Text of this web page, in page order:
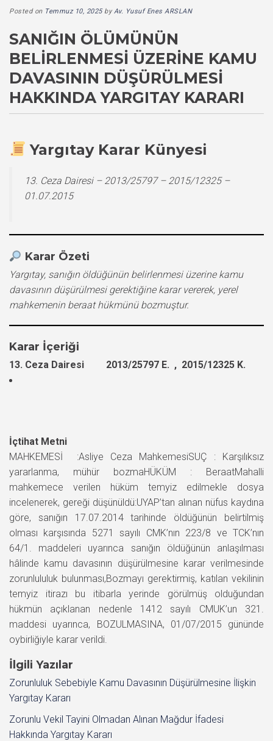
Posted on Temmuz 10, 2025byAv. Yusuf Enes ARSLAN
SANIĞIN ÖLÜMÜNÜN
BELIRLENMESI ÜZERINE KAMU
DAVASININ DÜŞÜRÜLMESI
HAKKINDA YARGITAY KARARI
Yargıtay Karar Künyesi
13. Ceza Dairesi – 2013/25797 – 2015/12325 –
01.07.2015
Karar Özeti
Yargıtay, sanığın öldüğünün belirlenmesi üzerine kamu
davasının düşürülmesi gerektiğine karar vererek, yerel
mahkemenin beraat hükmünü bozmuştur.
Karar İçeriği
13. Ceza Dairesi 2013/25797 E. , 2015/12325 K.
İçtihat Metni
MAHKEMESİ :Asliye Ceza MahkemesiSUÇ : Karşılıksız
yararlanma, mühür bozmaHÜKÜM : BeraatMahalli
mahkemece verilen hüküm temyiz edilmekle dosya
incelenerek, gereği düşünüldü:UYAP’tan alınan nüfus kaydına
göre, sanığın 17.07.2014 tarihinde öldüğünün belirtilmiş
olması karşısında 5271 sayılı CMK’nın 223/8 ve TCK’nın
64/1. maddeleri uyarınca sanığın öldüğünün anlaşılması
hâlinde kamu davasının düşürülmesine karar verilmesinde
zorunlululuk bulunması,Bozmayı gerektirmiş, katılan vekilinin
temyiz itirazı bu itibarla yerinde görülmüş olduğundan
hükmün açıklanan nedenle 1412 sayılı CMUK’un 321.
maddesi uyarınca, BOZULMASINA, 01/07/2015 gününde
oybirliğiyle karar verildi.
İlgili Yazılar
Zorunluluk Sebebiyle Kamu Davasının Düşürülmesine İlişkin
Yargıtay Kararı
Zorunlu Vekil Tayini Olmadan Alınan Mağdur İfadesi
Hakkında Yargıtay Kararı